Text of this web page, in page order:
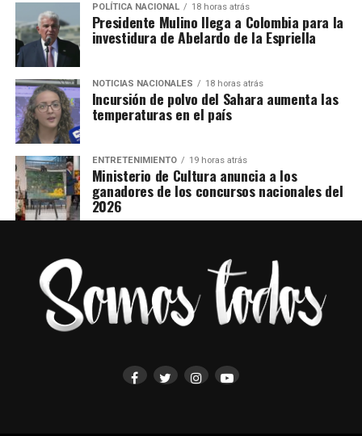
POLÍTICA NACIONAL 18 horas atrás
Presidente Mulino llega a Colombia para la
investidura de Abelardo de la Espriella
NOTICIAS NACIONALES 18 horas atrás
Incursión de polvo del Sahara aumenta las
temperaturas en el país
ENTRETENIMIENTO 19 horas atrás
Ministerio de Cultura anuncia a los
ganadores de los concursos nacionales del
2026